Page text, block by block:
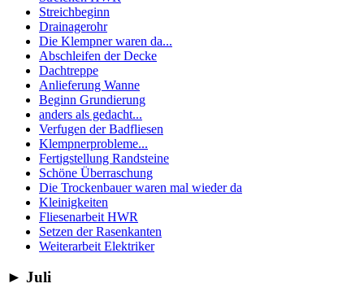
Streichbeginn
Drainagerohr
Die Klempner waren da...
Abschleifen der Decke
Dachtreppe
Anlieferung Wanne
Beginn Grundierung
anders als gedacht...
Verfugen der Badfliesen
Klempnerprobleme...
Fertigstellung Randsteine
Schöne Überraschung
Die Trockenbauer waren mal wieder da
Kleinigkeiten
Fliesenarbeit HWR
Setzen der Rasenkanten
Weiterarbeit Elektriker
► Juli